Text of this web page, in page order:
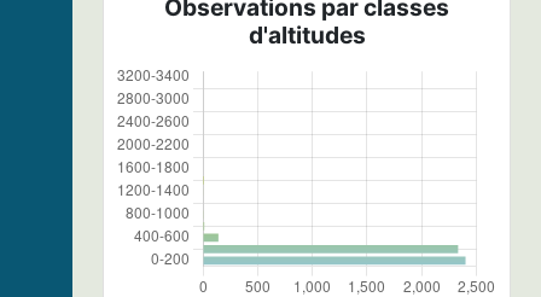
Observations par classes
d'altitudes